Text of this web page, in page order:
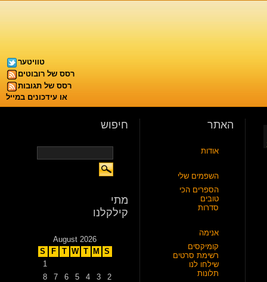
טוויטער
רסס של רובוטים
רסס של תגובות
או עידכונים במייל
האתר
אודות
השפמים שלי
הספרים הכי
טובים
סדרות
אנימה
קומיקסים
רשימת סרטים
שילחו לנו
תלונות
חיפוש
מתי
קילקלנו
August 2026
S
M
T
W
T
F
S
1
2
3
4
5
6
7
8